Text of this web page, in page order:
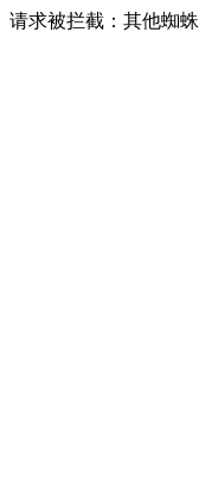
请求被拦截：其他蜘蛛